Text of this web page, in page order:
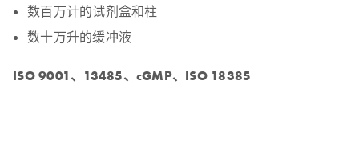
数百万计的试剂盒和柱
数十万升的缓冲液
ISO 9001、13485、cGMP、ISO 18385